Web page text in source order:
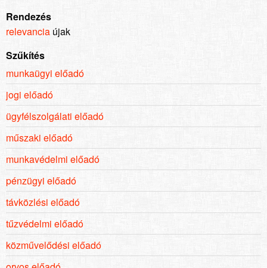
Rendezés
relevancia újak
Szűkítés
munkaügyi előadó
jogi előadó
ügyfélszolgálati előadó
műszaki előadó
munkavédelmi előadó
pénzügyi előadó
távközlési előadó
tűzvédelmi előadó
közművelődési előadó